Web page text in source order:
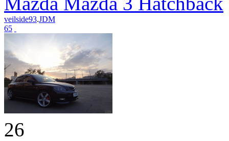
veilside93.JDM
65
26